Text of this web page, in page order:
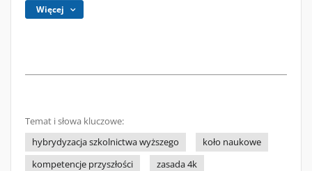
Więcej
Temat i słowa kluczowe:
hybrydyzacja szkolnictwa wyższego
koło naukowe
kompetencje przyszłości
zasada 4k